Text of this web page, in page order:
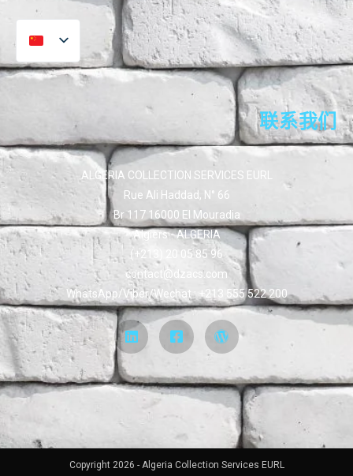
联系我们
ALGERIA COLLECTION SERVICES EURL
Rue Ali Haddad, N° 66
Br 117 16000 El Mouradia
Algiers - ALGERIA
(+213) 20 05 85 96
contact@dzacs.com
WhatsApp/Viber/Wechat : +213 555 522 200
Copyright 2026 - Algeria Collection Services EURL